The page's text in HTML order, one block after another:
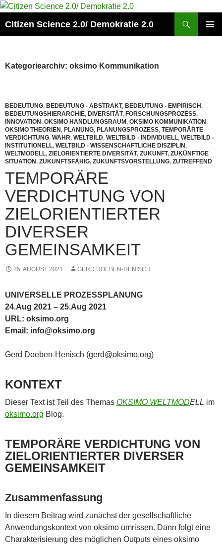
Zum
springen
Citizen Science 2.0/ Demokratie 2.0
Kategoriearchiv: oksimo Kommunikation
BEDEUTUNG, BEDEUTUNG - ABSTRAKT, BEDEUTUNG - EMPIRISCH,
BEDEUTUNGSHIERARCHIE, DIVERSITÄT, FORSCHUNGSPROZESS,
INNOVATION, OKSIMO HANDLUNGSRAUM, OKSIMO KOMMUNIKATION,
OKSIMO THEORIEN, PLANUNG, PLANUNGSPROZESS, TEMPORÄRTE
VERDICHTUNG, WAHR, WELTBILD, WELTBILD - INDIVIDUELL, WELTBILD -
INSTITUTIONELL, WELTBILD - WISSENSCHAFTLICHE DISZIPLIN,
WELTMODELL, ZIELORIENTIERTE DIVERSITÄT, ZUKUNFT, ZUKÜNFTIGE
SITUATION, ZUKUNFTSFÄHIG, ZUKUNFTSVORSTELLUNG, ZUTREFFEND
TEMPORÄRE
VERDICHTUNG VON
ZIELORIENTIERTER
DIVERSER
GEMEINSAMKEIT
25. AUGUST 2021 GERD DOEBEN-HENISCH
UNIVERSELLE PROZESSPLANUNG
24.Aug 2021 – 25.Aug 2021
URL: oksimo.org
Email: info@oksimo.org
Gerd Doeben-Henisch (gerd@oksimo.org)
KONTEXT
Dieser Text ist Teil des Themas OKSIMO WELTMODELL im
oksimo.org Blog.
TEMPORÄRE VERDICHTUNG VON
ZIELORIENTIERTER DIVERSER
GEMEINSAMKEIT
Zusammenfassung
In diesem Beitrag wird zunächst der gesellschaftliche
Anwendungskontext von oksimo umrissen. Dann folgt eine
Charakterisierung des möglichen Outputs eines oksimo